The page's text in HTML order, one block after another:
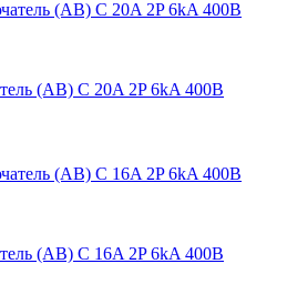
(АВ) C 20A 2P 6kA 400В
(АВ) C 16A 2P 6kA 400В